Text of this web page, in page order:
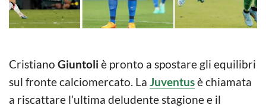
Cristiano Giuntoli è pronto a spostare gli equilibri
sul fronte calciomercato. La Juventusè chiamata
a riscattare l’ultima deludente stagione e il